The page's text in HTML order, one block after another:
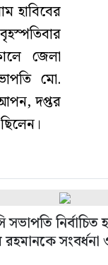
হাবিবের
জেলা
মো.
দপ্তর
রহমানকে